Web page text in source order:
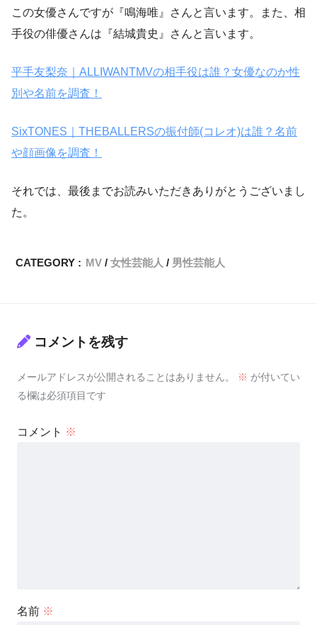
この女優さんですが『鳴海唯』さんと言います。また、相
手役の俳優さんは『結城貴史』さんと言います。
平手友梨奈｜ALLIWANTMVの相手役は誰？女優なのか性
別や名前を調査！
SixTONES｜THEBALLERSの振付師(コレオ)は誰？名前
や顔画像を調査！
それでは、最後までお読みいただきありがとうございまし
た。
CATEGORY : MV 女性芸能人 男性芸能人
コメントを残す
メールアドレスが公開されることはありません。 ※ が付いてい
る欄は必須項目です
コメント ※
名前 ※